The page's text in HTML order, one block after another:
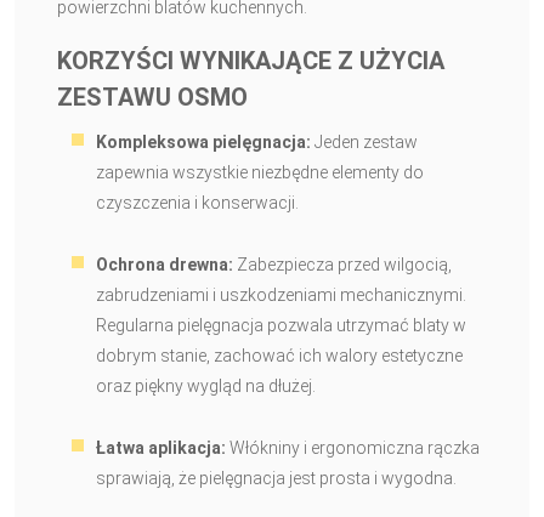
powierzchni blatów kuchennych.
KORZYŚCI WYNIKAJĄCE Z UŻYCIA
ZESTAWU OSMO
Kompleksowa pielęgnacja: Jeden zestaw
zapewnia wszystkie niezbędne elementy do
czyszczenia i konserwacji.
Ochrona drewna: Zabezpiecza przed wilgocią,
zabrudzeniami i uszkodzeniami mechanicznymi.
Regularna pielęgnacja pozwala utrzymać blaty w
dobrym stanie, zachować ich walory estetyczne
oraz piękny wygląd na dłużej.
Łatwa aplikacja: Włókniny i ergonomiczna rączka
sprawiają, że pielęgnacja jest prosta i wygodna.